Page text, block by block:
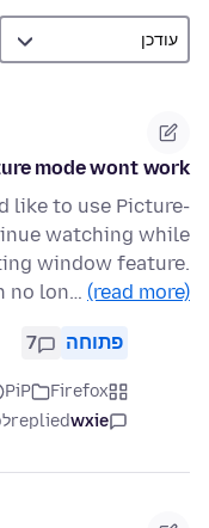
mode wont work
like to use Picture-
watching while
window feature.
no lon… (read more)
פתוחה 7
Firefox
PiP
wxie
replied